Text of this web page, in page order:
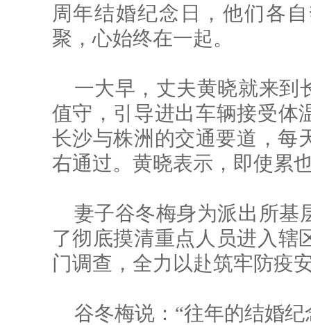
周年结婚纪念日，他们各
聚，心始终在一起。
一大早，丈夫黄晓就来到
值守，引导进出车辆接受体
长沙与株洲的交通要道，每
右通过。黄晓表示，即使累
妻子谷冬梅身为派出所基
了彻底摸清重点人员进入辖
门调查，全力以赴筑牢防疫
谷冬梅说：“往年的结婚